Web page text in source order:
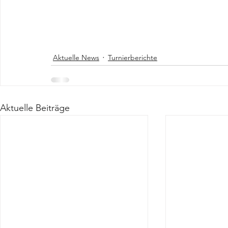
Aktuelle News Turnierberichte
Aktuelle Beiträge